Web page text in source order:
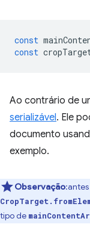
const
const
Ao contrário de
serializável. Ele
documento
exemplo.
Observação
tipo de